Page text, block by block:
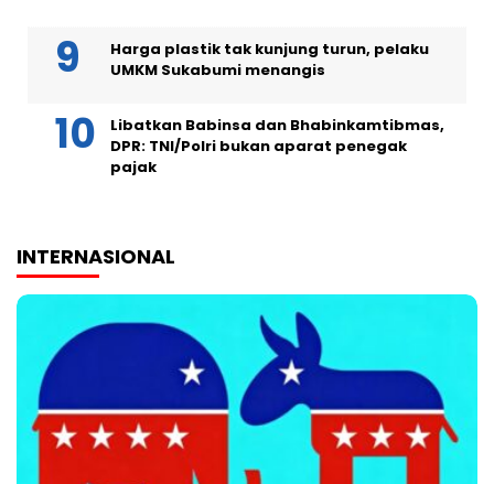
Harga plastik tak kunjung turun, pelaku
UMKM Sukabumi menangis
Libatkan Babinsa dan Bhabinkamtibmas,
DPR: TNI/Polri bukan aparat penegak
pajak
INTERNASIONAL